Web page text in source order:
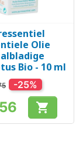
Olie
Bio - 10 ml
-25%
Prijs 